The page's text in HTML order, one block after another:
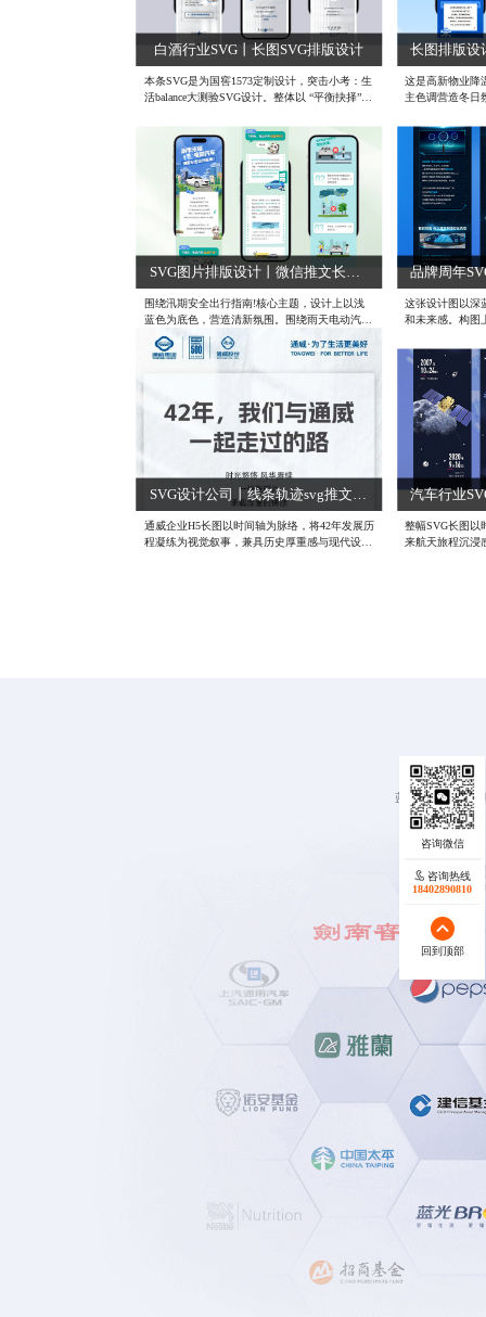
白酒行业SVG丨长图SVG排版设计
本条SVG是为国窖1573定制设计，突击小考：生
活balance大测验SVG设计。整体以 “平衡抉择”
性与人文思考。通过职场、社交等场景化选择
题，搭配名人观点与产品细节（如冰白酒饮用场
景），在互动中传递品牌对生活平衡的洞察。设
计上以简约蓝白风格营造雅致氛围，将品牌信息
自然嵌入答题逻辑，既实现用户参与感，又潜移
默化输出 “勇敢抉择，享受生活每一刻” 的品牌
主张，达成互动体验与品牌价值的平衡传递。#
简约SVG设计 #成都SVG定制设计 #趣味答题SV
G设计
这是高新物业降
主色调营造冬日
。用插画、清单
保暖、健康防
怀，助力业主
计 #SVG长图
SVG图片排版设计丨微信推文长图设计
围绕汛期安全出行指南!核心主题，设计上以浅
蓝色为底色，营造清新氛围。围绕雨天电动汽车
出行，通过板块划分、插画辅助，讲解涉水能否
行驶、安全使用及充电注意事项，内容实用，排
这张设计图以深
和未来感。构图
全面展示了
与成就。创意
点，象征品牌
示，突显品牌
式烹饪变革，
G设计公司 #成
公司
SVG设计公司丨线条轨迹svg推文设计
通威企业H5长图以时间轴为脉络，将42年发展历
程凝练为视觉叙事，兼具历史厚重感与现代设计
整幅SVG长图以
来航天旅程沉浸
蓝橙视觉始终秉
咨询热线
18140119082
回到顶部
咨询热线
18402890810
回到顶部